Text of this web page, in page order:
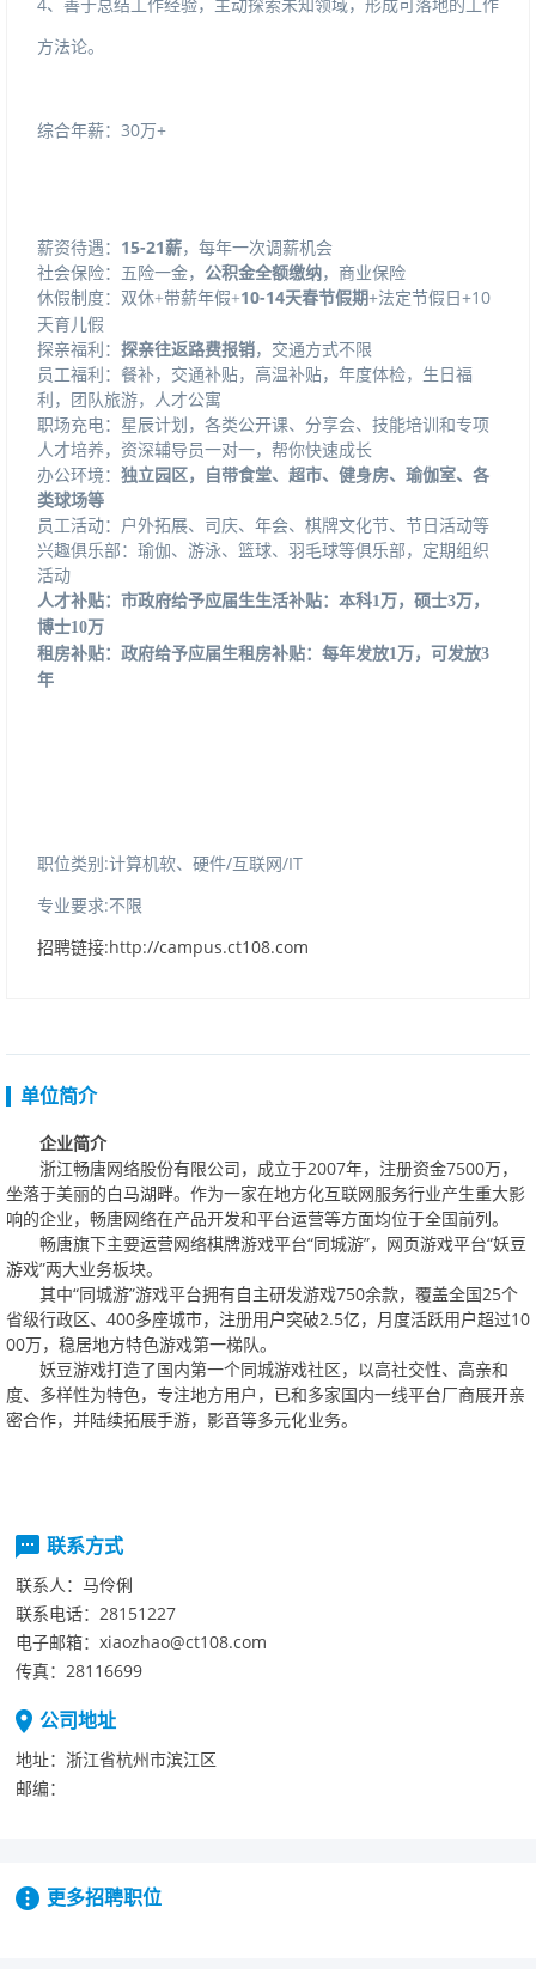
方法论。
综合年薪：30万+
薪资待遇： 15-21薪，每年一次调薪机会
社会保险：五险一金， 公积金全额缴纳，商业保险
休假制度：双休+带薪年假+10-14天春节假期+法定节假日+10
天育儿假
探亲福利： 探亲往返路费报销，交通方式不限
员工福利：餐补，交通补贴，高温补贴，年度体检，生日福
利，团队旅游，人才公寓
职场充电：星辰计划，各类公开课、分享会、技能培训和专项
人才培养，资深辅导员一对一，帮你快速成长
办公环境： 独立园区，自带食堂、超市、健身房、瑜伽室、各
类球场等
员工活动：户外拓展、司庆、年会、棋牌文化节、节日活动等
兴趣俱乐部：瑜伽、游泳、篮球、羽毛球等俱乐部，定期组织
活动
人才补贴：市政府给予应届生生活补贴：本科1万，硕士3万，
博士10万
租房补贴：政府给予应届生租房补贴：每年发放1万，可发放3
年
职位类别:计算机软、硬件/互联网/IT
专业要求:不限
招聘链接:http://campus.ct108.com
单位简介
企业简介
浙江畅唐网络股份有限公司，成立于2007年，注册资金7500万，
坐落于美丽的白马湖畔。作为一家在地方化互联网服务行业产生重大影
响的企业，畅唐网络在产品开发和平台运营等方面均位于全国前列。
畅唐旗下主要运营网络棋牌游戏平台“同城游”，网页游戏平台“妖豆
游戏”两大业务板块。
其中“同城游”游戏平台拥有自主研发游戏750余款，覆盖全国25个
省级行政区、 400多座城市，注册用户突破2.5亿，月度活跃用户超过10
00万，稳居地方特色游戏第一梯队。
妖豆游戏打造了国内第一个同城游戏社区，以高社交性、高亲和
度、多样性为特色，专注地方用户，已和多家国内一线平台厂商展开亲
密合作，并陆续拓展手游，影音等多元化业务。
联系方式
联系人： 马伶俐
联系电话： 28151227
电子邮箱： xiaozhao@ct108.com
传真： 28116699
公司地址
地址： 浙江省杭州市滨江区
邮编：
更多招聘职位